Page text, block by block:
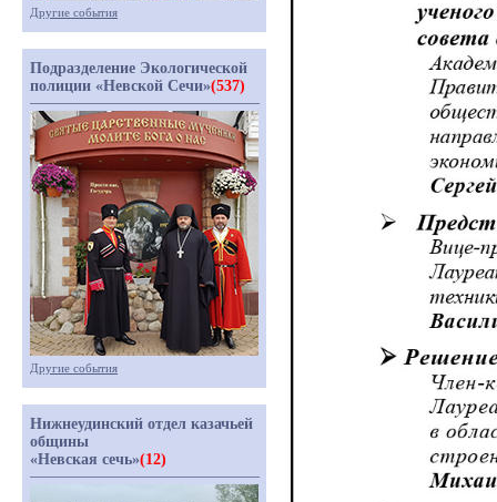
Другие события
Подразделение Экологической
полиции «Невской Сечи»(537)
Другие события
Нижнеудинский отдел казачьей
общины
«Невская сечь»(12)